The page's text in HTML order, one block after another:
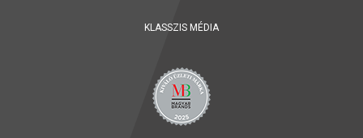
KLASSZIS MÉDIA